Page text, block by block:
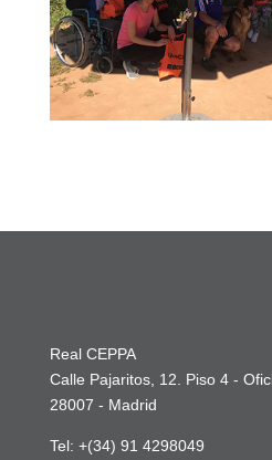
Real CEPPA
Calle Pajaritos, 12. Piso 4 -
28007 - Madrid
Tel: +(34) 91 4298049